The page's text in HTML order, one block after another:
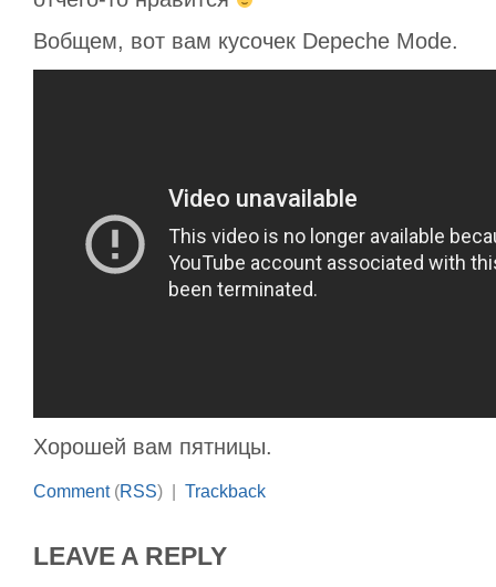
Вобщем, вот вам кусочек Depeche Mode.
Хорошей вам пятницы.
Comment(RSS) | Trackback
LEAVE A REPLY